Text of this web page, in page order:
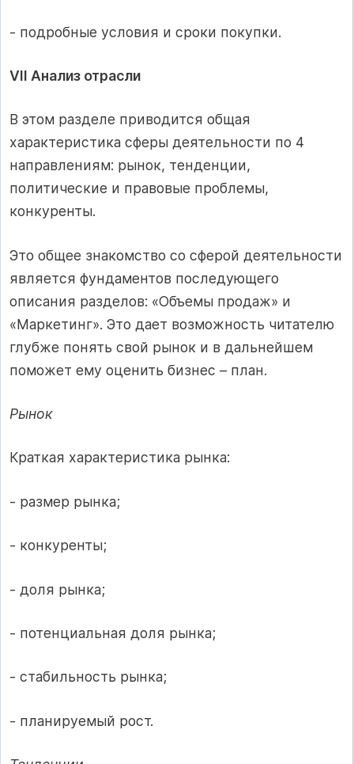
- подробные условия и сроки покупки.
VII Анализ отрасли
В этом разделе приводится общая
характеристика сферы деятельности по 4
направлениям: рынок, тенденции,
политические и правовые проблемы,
конкуренты.
Это общее знакомство со сферой деятельности
является фундаментов последующего
описания разделов: «Объемы продаж» и
«Маркетинг». Это дает возможность читателю
глубже понять свой рынок и в дальнейшем
поможет ему оценить бизнес – план.
Рынок
Краткая характеристика рынка:
- размер рынка;
- конкуренты;
- доля рынка;
- потенциальная доля рынка;
- стабильность рынка;
- планируемый рост.